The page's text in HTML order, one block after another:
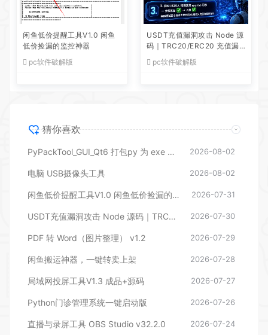
闲鱼低价提醒工具V1.0 闲鱼
低价捡漏的监控神器
pc软件破解版
USDT充值漏洞攻击 Node 源
码｜TRC20/ERC20 充值漏
洞利用脚本全套源码
pc软件破解版
猜你喜欢
PyPackTool_GUI_Qt6 打包py 为 exe 工具 2026-08-02
电脑 USB摄像头工具 2026-08-02
闲鱼低价提醒工具V1.0 闲鱼低价捡漏的监控神器 2026-07-31
USDT充值漏洞攻击 Node 源码｜TRC20/ERC20 充值漏洞利用脚本全套源码 2026-07-30
PDF 转 Word（图片整理） v1.2 2026-07-29
闲鱼搬运神器，一键转卖上架 2026-07-28
局域网投屏工具V1.3 成品+源码 2026-07-27
Python门诊管理系统一键启动版 2026-07-26
直播与录屏工具 OBS Studio v32.2.0 2026-07-24